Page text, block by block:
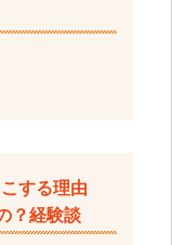
する理由
？経験談